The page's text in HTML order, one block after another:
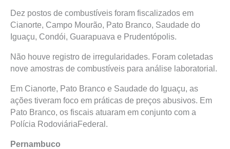
Dez postos de combustíveis foram fiscalizados em
Cianorte, Campo Mourão, Pato Branco, Saudade do
Iguaçu, Condói, Guarapuava e Prudentópolis.
Não houve registro de irregularidades. Foram coletadas
nove amostras de combustíveis para análise laboratorial.
Em Cianorte, Pato Branco e Saudade do Iguaçu, as
ações tiveram foco em práticas de preços abusivos. Em
Pato Branco, os fiscais atuaram em conjunto com a
Polícia RodoviáriaFederal.
Pernambuco